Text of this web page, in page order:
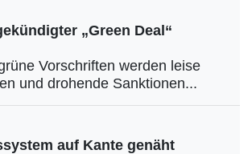
„Green Deal“
Vorschriften werden leise
und drohende Sanktionen...
auf Kante genäht